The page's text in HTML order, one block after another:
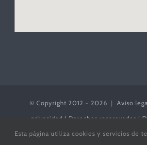
© Copyright 2012 - 2026 | Aviso
privacidad | Derechos reserevados |
S.Coop.And.
Esta página utiliza cookies y servicios de